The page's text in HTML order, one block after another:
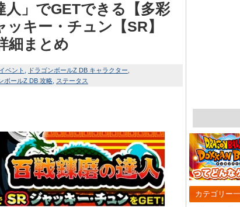
人」でGETできる【多彩
キー・チュン【SR】
細まとめ
ベント
ドラゴンボールZ DB キャラクター
ボールZ DB 攻略 ステータス
カテゴリー